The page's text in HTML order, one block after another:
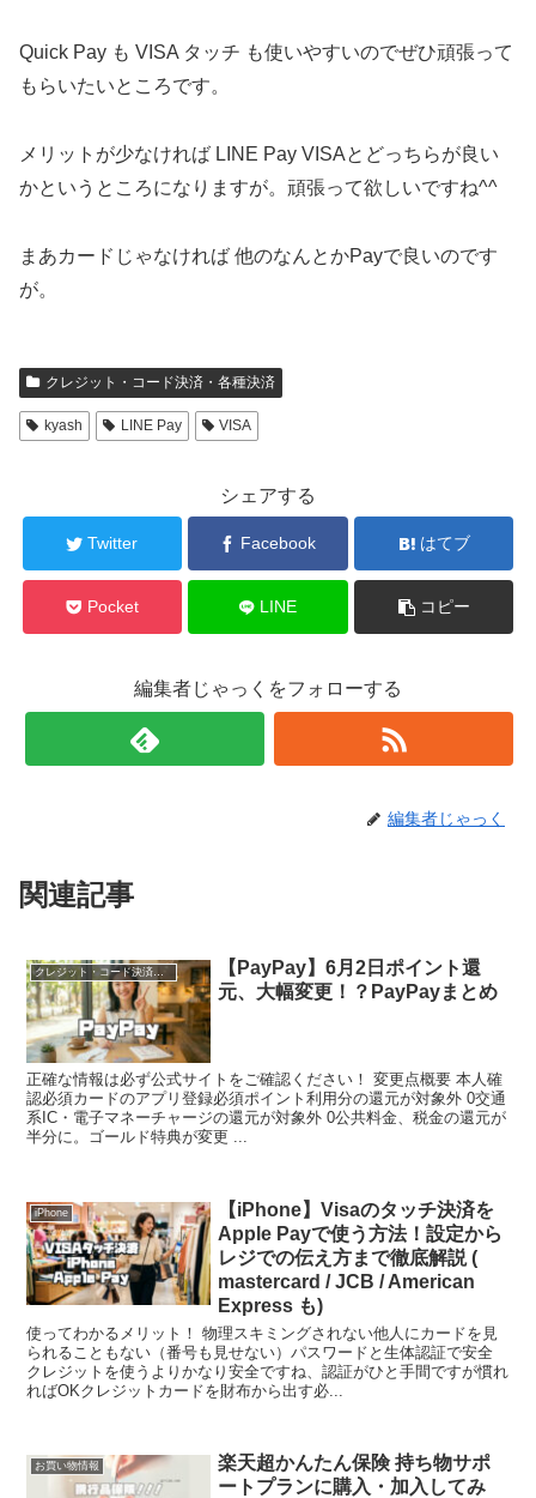
Quick Pay も VISA タッチ も使いやすいのでぜひ頑張って
もらいたいところです。
メリットが少なければ LINE Pay VISAとどっちらが良い
かというところになりますが。頑張って欲しいですね^^
まあカードじゃなければ 他のなんとかPayで良いのです
が。
クレジット・コード決済・各種決済
kyash LINE Pay VISA
シェアする
Twitter Facebook はてブ
Pocket LINE コピー
編集者じゃっくをフォローする
編集者じゃっく
関連記事
クレジット・コード決済・各種決済
【PayPay】6月2日ポイント還
元、大幅変更！？PayPayまとめ
正確な情報は必ず公式サイトをご確認ください！ 変更点概要 本人確
認必須カードのアプリ登録必須ポイント利用分の還元が対象外 0交通
系IC・電子マネーチャージの還元が対象外 0公共料金、税金の還元が
半分に。ゴールド特典が変更 ...
iPhone
【iPhone】Visaのタッチ決済を
Apple Payで使う方法！設定から
レジでの伝え方まで徹底解説 (
mastercard / JCB / American
Express も)
使ってわかるメリット！ 物理スキミングされない他人にカードを見
られることもない（番号も見せない）パスワードと生体認証で安全
クレジットを使うよりかなり安全ですね、認証がひと手間ですが慣れ
ればOKクレジットカードを財布から出す必...
お買い物情報
楽天超かんたん保険 持ち物サポ
ートプランに購入・加入してみ